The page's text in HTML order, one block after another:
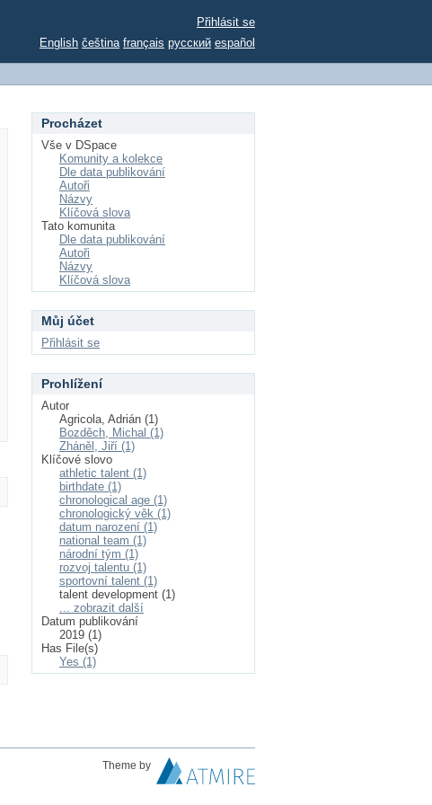
Přihlásit se
English čeština français русский español
Procházet
Vše v DSpace
Komunity a kolekce
Dle data publikování
Autoři
Názvy
Klíčová slova
Tato komunita
Dle data publikování
Autoři
Názvy
Klíčová slova
Můj účet
Přihlásit se
Prohlížení
Autor
Agricola, Adrián (1)
Bozděch, Michal (1)
Zháněl, Jiří (1)
Klíčové slovo
athletic talent (1)
birthdate (1)
chronological age (1)
chronologický věk (1)
datum narození (1)
national team (1)
národní tým (1)
rozvoj talentu (1)
sportovní talent (1)
talent development (1)
... zobrazit další
Datum publikování
2019 (1)
Has File(s)
Yes (1)
Theme by